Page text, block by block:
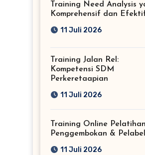
Training Need Analysis
Komprehensif dan
11 Juli 2026
Training Jalan Rel:
Kompetensi SDM
Perkeretaapian
11 Juli 2026
Training Online Pelatihan
Penggembokan &
11 Juli 2026